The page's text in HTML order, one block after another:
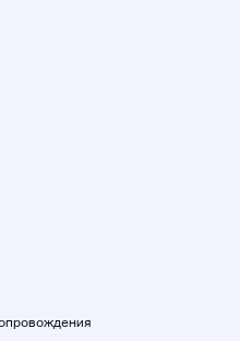
(10-13: 14-
ши, Канагава